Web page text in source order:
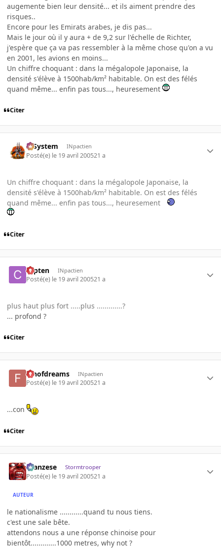
augemente bien leur densité... et ils aiment prendre des
risques..
Encore pour les Emirats arabes, je dis pas...
Mais le jour où il y aura + de 9,2 sur l'échelle de Richter,
j'espère que ça va pas ressembler à la même chose qu'on a vu
en 2001, les avions en moins...
Un chiffre choquant : dans la mégalopole Japonaise, la
densité s'élève à 1500hab/km² habitable. On est des félés
quand même... enfin pas tous..., heuresement
Citer
X-System INpactien
Posté(e) le 19 avril 200521 a
Un chiffre choquant : dans la mégalopole Japonaise, la
densité s'élève à 1500hab/km² habitable. On est des félés
quand même... enfin pas tous..., heuresement
Citer
capten INpactien
Posté(e) le 19 avril 200521 a
plus haut plus fort .....plus .............?
... profond ?
Citer
fanofdreams INpactien
Posté(e) le 19 avril 200521 a
...con
Citer
ilcanzese Stormtrooper
Posté(e) le 19 avril 200521 a
AUTEUR
le nationalisme ............quand tu nous tiens.
c'est une sale bête.
attendons nous a une réponse chinoise pour
bientôt.............1000 metres, why not ?